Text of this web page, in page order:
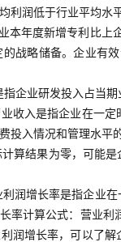
利润低于行业平均
本年度新增专利比上
战略储备。企业有
指企业研发投入占当
收入是指企业在一
投入情况和管理水
算结果为零，可能
利润增长率是指企业
率计算公式：营业
润增长率，可以了